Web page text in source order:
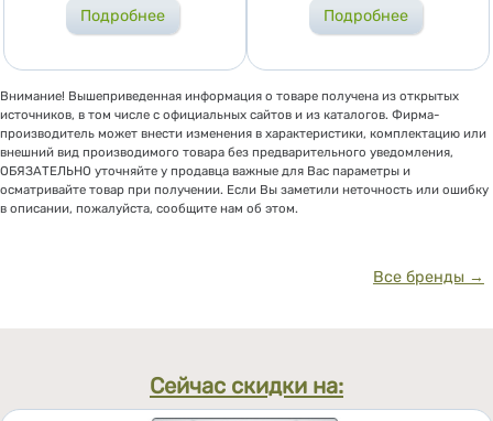
Подробнее
Подробнее
Внимание! Вышеприведенная информация о товаре получена из открытых
источников, в том числе с официальных сайтов и из каталогов. Фирма-
производитель может внести изменения в характеристики, комплектацию или
внешний вид производимого товара без предварительного уведомления,
ОБЯЗАТЕЛЬНО уточняйте у продавца важные для Вас параметры и
осматривайте товар при получении. Если Вы заметили неточность или ошибку
в описании, пожалуйста, сообщите нам об этом.
Все бренды →
Сейчас скидки на: